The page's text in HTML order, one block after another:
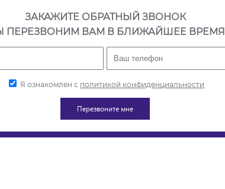
ЗАКАЖИТЕ ОБРАТНЫЙ ЗВОНОК
ПЕРЕЗВОНИМ ВАМ В БЛИЖАЙШЕЕ ВРЕМЯ
Я ознакомлен с политикой конфиденциальности